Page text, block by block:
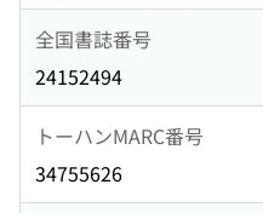
全国書誌番号
24152494
トーハンMARC番号
34755626